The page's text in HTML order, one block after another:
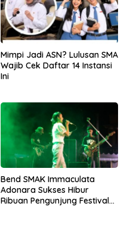
Mimpi Jadi ASN? Lulusan SMA
Wajib Cek Daftar 14 Instansi
Ini
Bend SMAK Immaculata
Adonara Sukses Hibur
Ribuan Pengunjung Festival